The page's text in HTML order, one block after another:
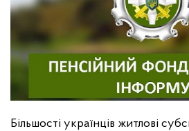
Більшості українців житлові